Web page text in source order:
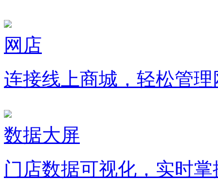
网店
连接线上商城，轻松管理
数据大屏
门店数据可视化，实时